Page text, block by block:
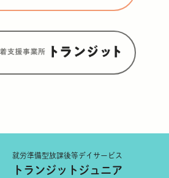
就労準備型放課後等デイサービス
トランジットジュニア